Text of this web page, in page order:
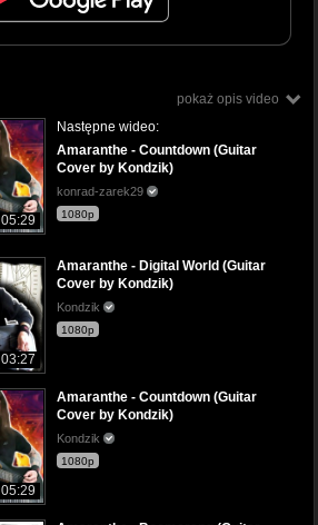
pokaż opis video
05:29
Następne wideo:
Amaranthe - Countdown (Guitar
Cover by Kondzik)
konrad-zarek29
1080p
03:27
Amaranthe - Digital World (Guitar
Cover by Kondzik)
Kondzik
1080p
05:29
Amaranthe - Countdown (Guitar
Cover by Kondzik)
Kondzik
1080p